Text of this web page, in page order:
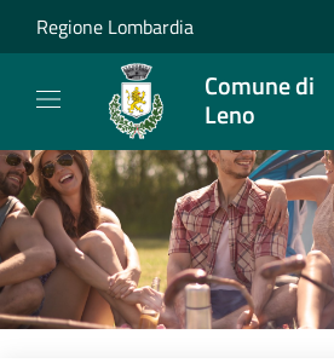
Salta al contenuto principale
Regione Lombardia
Comune di
Leno